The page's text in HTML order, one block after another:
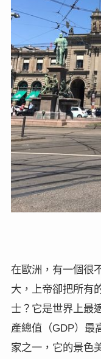
在歐洲，有一個很
大，上帝卻把所有
士？它是世界上最
產總值（GDP）最
家之一，它的景色